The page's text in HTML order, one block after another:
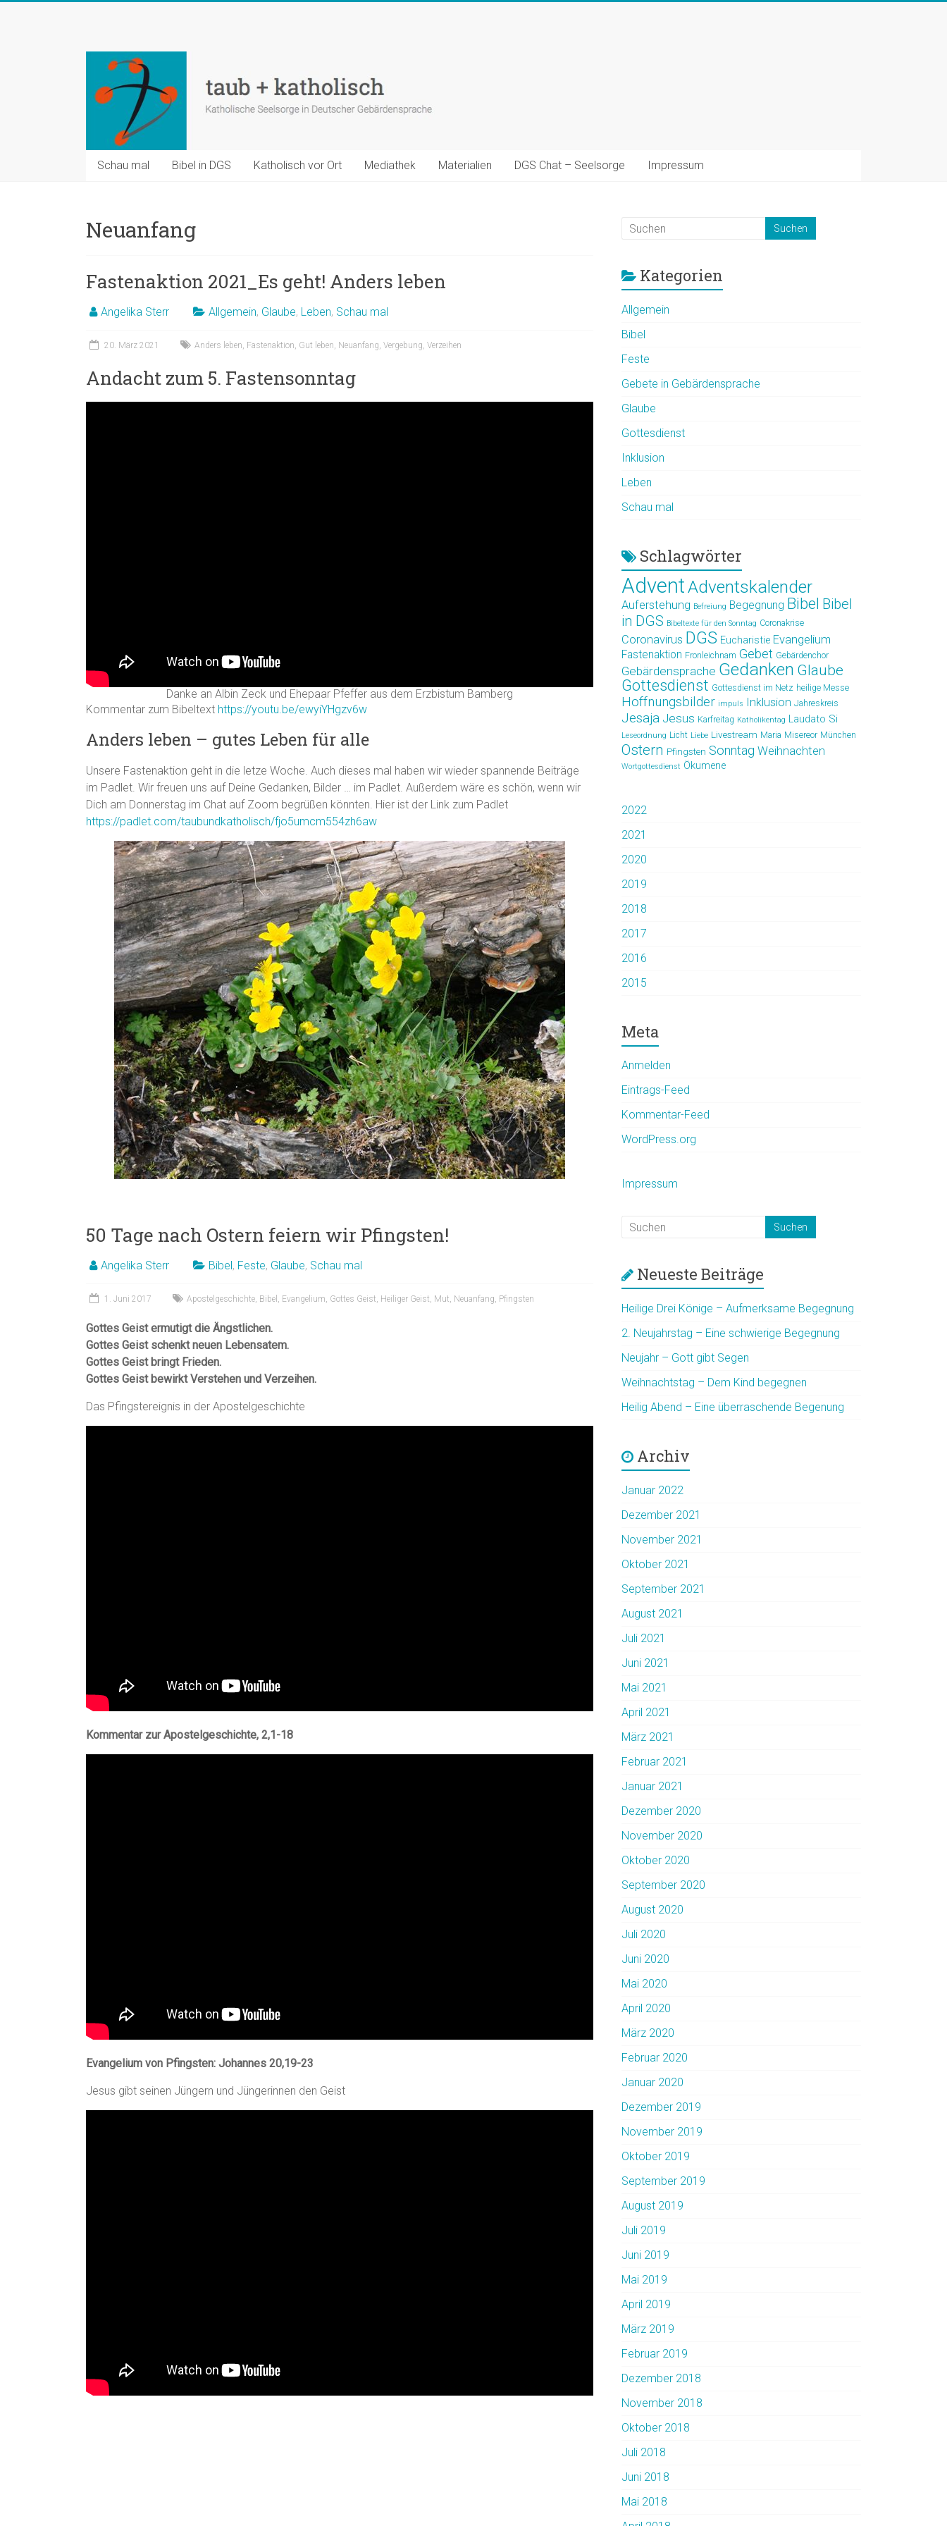
taub
katholisch
Katholische
Seelsorge
Schau mal Bibel in DGS Katholisch vor Ort Mediathek Materialien DGS Chat – Seelsorge Impressum
Neuanfang
Fastenaktion 2021_Es geht! Anders leben
Angelika Sterr Allgemein, Glaube, Leben, Schau mal
20. März 2021 Anders leben, Fastenaktion, Gut leben, Neuanfang, Vergebung, Verzeihen
Andacht zum 5. Fastensonntag
Danke an Albin Zeck und Ehepaar Pfeffer aus dem Erzbistum Bamberg
Kommentar zum Bibeltext https://youtu.be/ewyiYHgzv6w
Anders leben – gutes Leben für alle
Unsere Fastenaktion geht in die letze Woche. Auch dieses mal haben wir wieder spannende Beiträge
im Padlet. Wir freuen uns auf Deine Gedanken, Bilder … im Padlet. Außerdem wäre es schön, wenn wir
Dich am Donnerstag im Chat auf Zoom begrüßen könnten. Hier ist der Link zum Padlet
https://padlet.com/taubundkatholisch/fjo5umcm554zh6aw
50 Tage nach Ostern feiern wir Pfingsten!
Angelika Sterr Bibel , Feste, Glaube, Schau mal
1. Juni 2017 Apostelgeschichte, Bibel , Evangelium, Gottes Geist, Heiliger Geist, Mut, Neuanfang, Pfingsten
Gottes Geist ermutigt die Ängstlichen.
Gottes Geist schenkt neuen Lebensatem.
Gottes Geist bringt Frieden.
Gottes Geist bewirkt Verstehen und Verzeihen.
Das Pfingstereignis in der Apostelgeschichte
Kommentar zur Apostelgeschichte, 2,1-18
Evangelium von Pfingsten: Johannes 20,19-23
Jesus gibt seinen Jüngern und Jüngerinnen den Geist
Kategorien
Allgemein
Bibel
Feste
Gebete in Gebärdensprache
Glaube
Gottesdienst
Inklusion
Leben
Schau mal
Schlagwörter
AdventAdventskalender
Auferstehung Befreiung Begegnung Bibel Bibel
in DGS Bibeltexte für den Sonntag Coronakrise
Coronavirus DGS Eucharistie Evangelium
Fastenaktion Fronleichnam Gebet Gebärdenchor
Gebärdensprache Gedanken Glaube
Gottesdienst Gottesdienst im Netz heilige Messe
Hoffnungsbilder impuls Inklusion Jahreskreis
Jesaja Jesus Karfreitag Katholikentag Laudato Si
Leseordnung Licht Liebe Livestream Maria Misereor München
Ostern Pfingsten Sonntag Weihnachten
Wortgottesdienst Ökumene
2022
2021
2020
2019
2018
2017
2016
2015
Meta
Anmelden
Eintrags-Feed
Kommentar-Feed
WordPress.org
Impressum
Neueste Beiträge
Heilige Drei Könige – Aufmerksame Begegnung
2. Neujahrstag – Eine schwierige Begegnung
Neujahr – Gott gibt Segen
Weihnachtstag – Dem Kind begegnen
Heilig Abend – Eine überraschende Begenung
Archiv
Januar 2022
Dezember 2021
November 2021
Oktober 2021
September 2021
August 2021
Juli 2021
Juni 2021
Mai 2021
April 2021
März 2021
Februar 2021
Januar 2021
Dezember 2020
November 2020
Oktober 2020
September 2020
August 2020
Juli 2020
Juni 2020
Mai 2020
April 2020
März 2020
Februar 2020
Januar 2020
Dezember 2019
November 2019
Oktober 2019
September 2019
August 2019
Juli 2019
Juni 2019
Mai 2019
April 2019
März 2019
Februar 2019
Dezember 2018
November 2018
Oktober 2018
Juli 2018
Juni 2018
Mai 2018